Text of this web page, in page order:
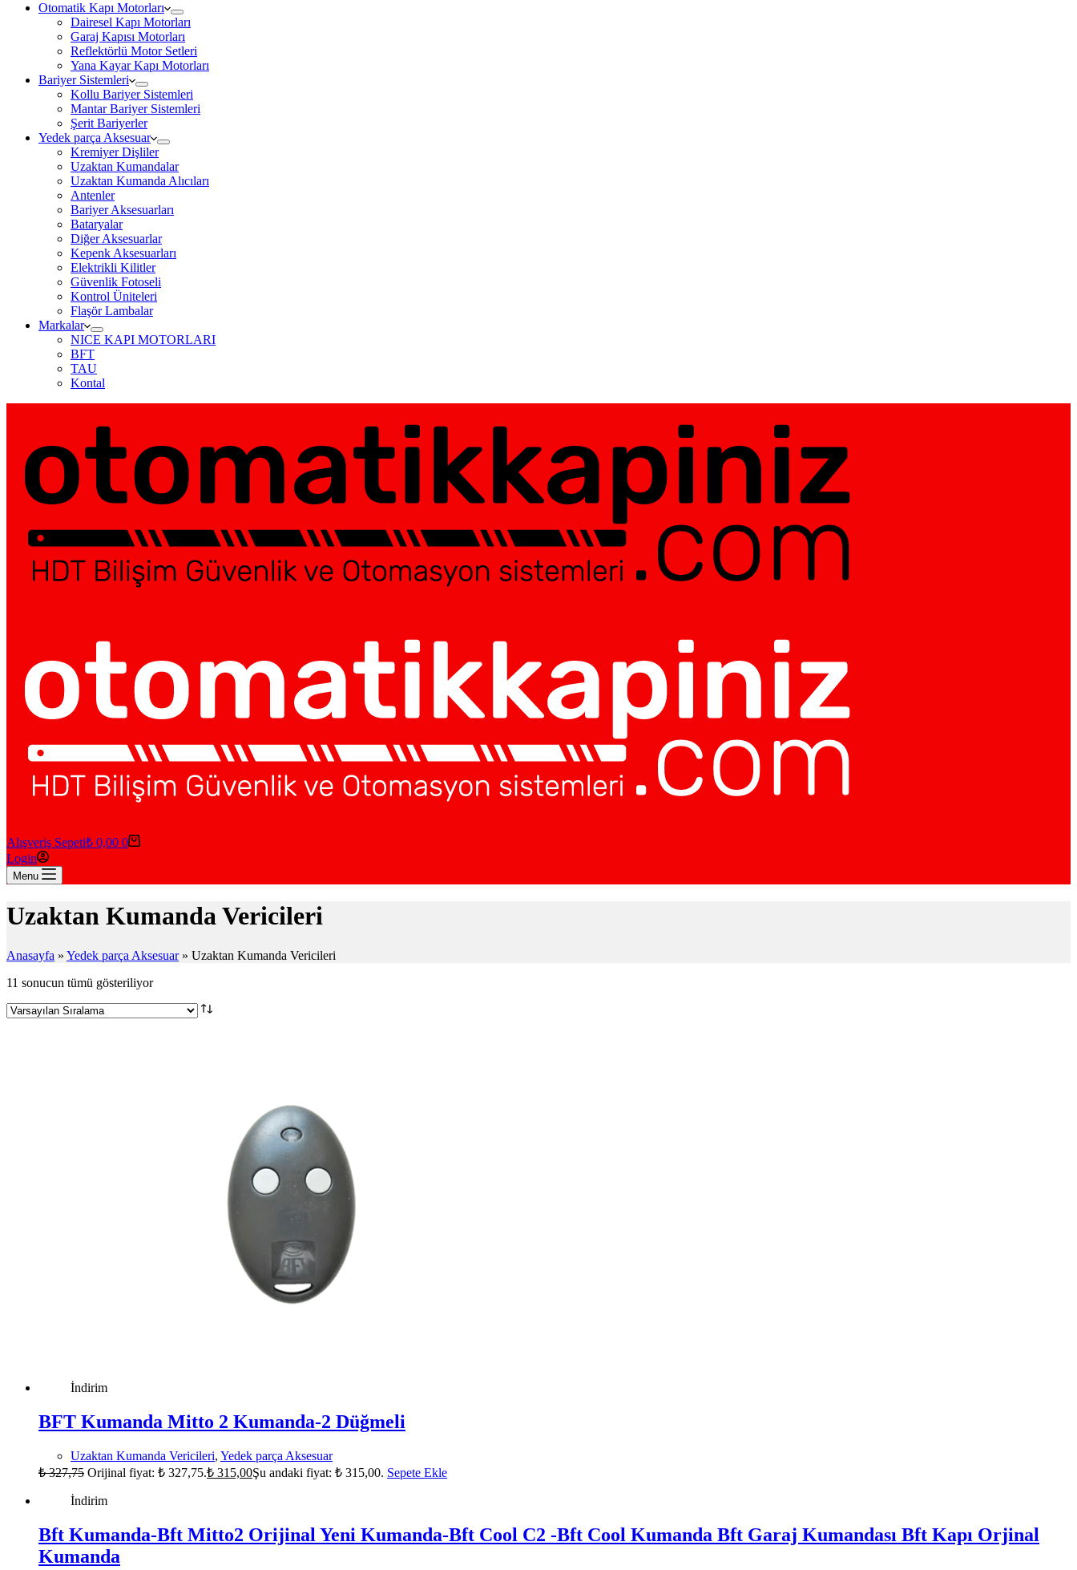
Otomatik Kapı Motorları
Dairesel Kapı Motorları
Garaj Kapısı Motorları
Reflektörlü Motor Setleri
Yana Kayar Kapı Motorları
Bariyer Sistemleri
Kollu Bariyer Sistemleri
Mantar Bariyer Sistemleri
Şerit Bariyerler
Yedek parça Aksesuar
Kremiyer Dişliler
Uzaktan Kumandalar
Uzaktan Kumanda Alıcıları
Antenler
Bariyer Aksesuarları
Bataryalar
Diğer Aksesuarlar
Kepenk Aksesuarları
Elektrikli Kilitler
Güvenlik Fotoseli
Kontrol Üniteleri
Flaşör Lambalar
Markalar
NICE KAPI MOTORLARI
BFT
TAU
Kontal
Alışveriş Sepeti₺ 0,00 0
Login
Menu
Uzaktan Kumanda Vericileri
Anasayfa » Yedek parça Aksesuar» Uzaktan Kumanda Vericileri
11 sonucun tümü gösteriliyor
İndirim
BFT Kumanda Mitto 2 Kumanda-2 Düğmeli
Uzaktan Kumanda Vericileri, Yedek parça Aksesuar
₺327,75 Orijinal fiyat: ₺ 327,75.₺ 315,00Şu andaki fiyat: ₺ 315,00. Sepete Ekle
İndirim
Bft Kumanda-Bft Mitto2 Orijinal Yeni Kumanda-Bft Cool C2 -Bft Cool Kumanda Bft Garaj Kumandası Bft Kapı Orjinal
Kumanda